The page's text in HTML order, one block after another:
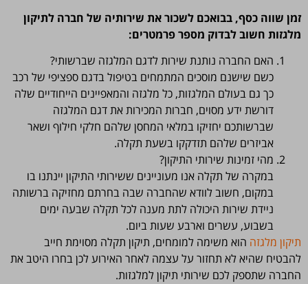
זמן שווה כסף, בבואכם לשכור את שירותיה של חברה לתיקון
מלגזות חשוב לבדוק מספר פרמטרים:
האם החברה נותנת שירות לדגם המלגזה שברשותי?
כשם שישנם מוסכים המתמחים בטיפול בדגם ספציפי של רכב
כך גם בעולם המלגזות, כל מלגזה והמאפיינים הייחודיים שלה
דורשת ידע מסוים, חברות המכירות את דגם המלגזה
שברשותכם יחזיקו במלאי המחסן שלהם חלקי חילוף ושאר
אביזרים שלהם תזדקקו בשעת תקלה.
מהי זמינות שירותי התיקון?
במקרה של תקלה אנו מעוניינים ששירותי התיקון יינתנו בו
במקום, חשוב לוודא שהחברה שבה בחרתם מחזיקה ברשותה
ניידת שירות היכולה לתת מענה לכל תקלה שבעה ימים
בשבוע, עשרים וארבע שעות ביום.
תיקון מלגזה הוא משימה למומחים, תיקון תקלה מסוימת חייב
להבטיח שהיא לא תחזור על עצמה לאחר האירוע לכן בחרו היטב את
החברה שתספק לכם שירותי תיקון למלגזות.